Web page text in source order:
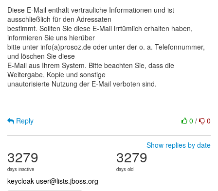
Diese E-Mail enthält vertrauliche Informationen und ist
ausschließlich für den Adressaten
bestimmt. Sollten Sie diese E-Mail irrtümlich erhalten haben,
informieren Sie uns hierüber
bitte unter info(a)prosoz.de oder unter der o. a. Telefonnummer,
und löschen Sie diese
E-Mail aus Ihrem System. Bitte beachten Sie, dass die
Weitergabe, Kopie und sonstige
unautorisierte Nutzung der E-Mail verboten sind.
0 / 0
Reply
Show replies by date
3279
days inactive
3279
days old
keycloak-user@lists.jboss.org